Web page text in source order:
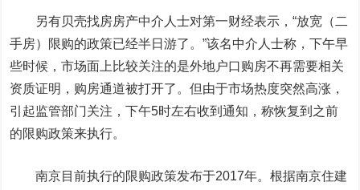
另有贝壳找房房产中介人士对第一财经表示，“放宽（二
手房）限购的政策已经半日游了。”该名中介人士称，下午早
些时候，市场面上比较关注的是外地户口购房不再需要相关
资质证明，购房通道被打开了。但由于市场热度突然高涨，
引起监管部门关注，下午5时左右收到通知，称恢复到之前
的限购政策来执行。
南京目前执行的限购政策发布于2017年。根据南京住建